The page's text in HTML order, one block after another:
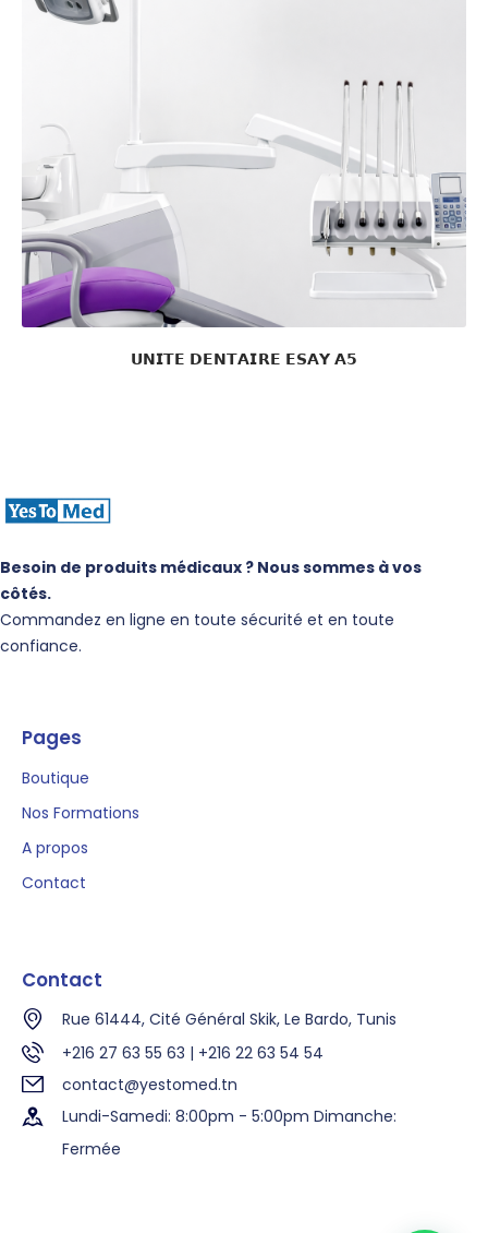
𝗨𝗡𝗜𝗧𝗘 𝗗𝗘𝗡𝗧𝗔𝗜𝗥𝗘 𝗘𝗦𝗔𝗬 𝗔𝟱
Besoin de produits médicaux ? Nous sommes à vos
côtés.
Commandez en ligne en toute sécurité et en toute
confiance.
Pages
Boutique
Nos Formations
A propos
Contact
Contact
Rue 61444, Cité Général Skik, Le Bardo, Tunis
+216 27 63 55 63 | +216 22 63 54 54
contact@yestomed.tn
Lundi-Samedi: 8:00pm - 5:00pm Dimanche:
Fermée